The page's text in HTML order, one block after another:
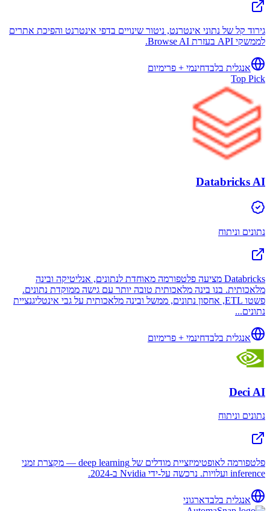
גירוד קל של נתוני אינטרנט, ניטור שינויים בדפי אינטרנט והפיכת אתרים
לממשקי API בעזרת Browse AI.
אנגלית בלבדחינמי + פרימיום
Top Pick
Databricks AI
נתונים וניתוח
Databricks מציעה פלטפורמה מאוחדת לנתונים, אנליטיקה ובינה
מלאכותית. בנו בינה מלאכותית טובה יותר עם גישה ממוקדת נתונים.
פשטו ETL, אחסון נתונים, ממשל ובינה מלאכותית על גבי אינטליגנציית
נתונים...
אנגלית בלבדחינמי + פרימיום
Deci AI
נתונים וניתוח
פלטפורמה לאופטימיזציית מודלים של deep learning — מקצרת זמני
inference ועלויות. נרכשה על-ידי Nvidia ב-2024.
אנגלית בלבדארגוני